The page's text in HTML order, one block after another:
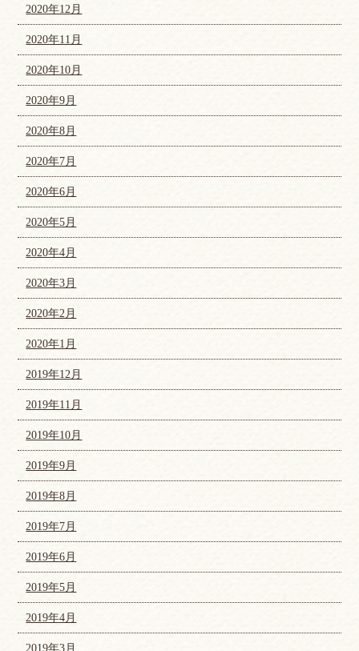
2020年12月
2020年11月
2020年10月
2020年9月
2020年8月
2020年7月
2020年6月
2020年5月
2020年4月
2020年3月
2020年2月
2020年1月
2019年12月
2019年11月
2019年10月
2019年9月
2019年8月
2019年7月
2019年6月
2019年5月
2019年4月
2019年3月